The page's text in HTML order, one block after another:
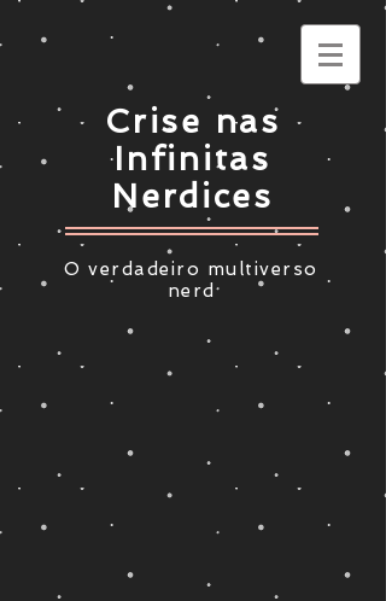
Crise nas
Infinitas
Nerdices
O verdadeiro multiverso
nerd